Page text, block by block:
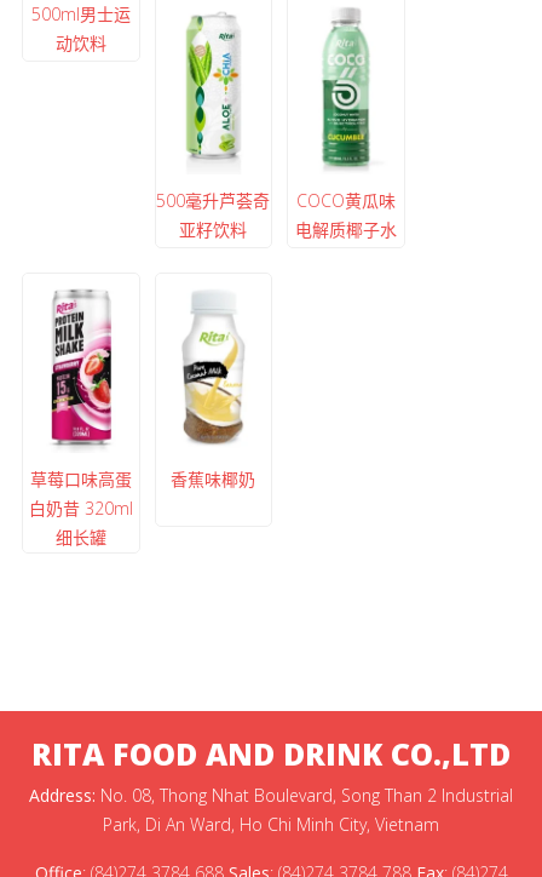
500ml男士运
动饮料
500毫升芦荟奇
亚籽饮料
COCO黄瓜味
电解质椰子水
草莓口味高蛋
白奶昔 320ml
细长罐
香蕉味椰奶
RITA FOOD AND DRINK CO.,LTD
Address: No. 08, Thong Nhat Boulevard, Song Than 2 Industrial
Park, Di An Ward, Ho Chi Minh City, Vietnam